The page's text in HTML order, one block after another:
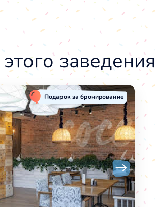
заведения
Подарок за бронирование